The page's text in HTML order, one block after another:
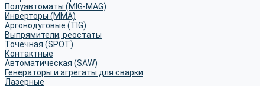
Полуавтоматы (MIG-MAG)
Инверторы (MMA)
Аргонодуговые (TIG)
Выпрямители, реостаты
Точечная (SPOT)
Контактные
Автоматическая (SAW)
Генераторы и агрегаты для сварки
Лазерные